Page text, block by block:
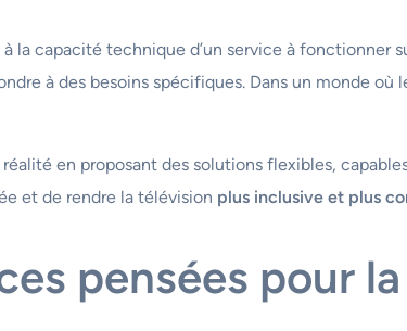
à la capacité technique d’un service à
à des besoins spécifiques. Dans un monde
en proposant des solutions flexibles,
et de rendre la télévision plus inclusive et plus
pensées pour